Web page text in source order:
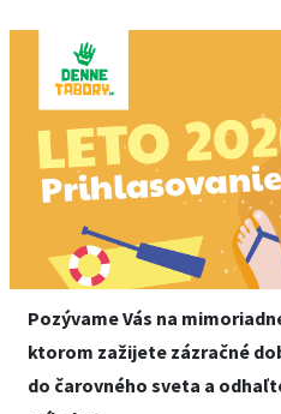
Pozývame Vás na
ktorom zažijete zázračné
do čarovného sveta a